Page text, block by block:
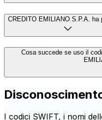
CREDITO EMILIANO S.P.A. ha
Cosa succede se uso il
I codici SWIFT, i nomi